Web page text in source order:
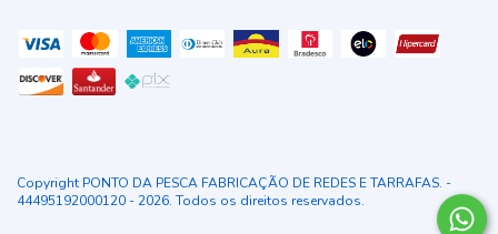
Copyright PONTO DA PESCA FABRICAÇÃO DE REDES E TARRAFAS. -
44495192000120 - 2026. Todos os direitos reservados.